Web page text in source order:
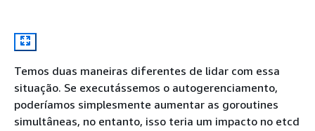
Temos duas maneiras diferentes de lidar com essa
situação. Se executássemos o autogerenciamento,
poderíamos simplesmente aumentar as goroutines
simultâneas, no entanto, isso teria um impacto no etcd